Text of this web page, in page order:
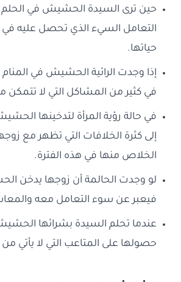
حين ترى السيدة الحشيش في الحلم
التعامل السيء الذي تحصل عليه في
حياتها.
إذا وجدت الرائية الحشيش في
في كثير من المشاكل التي لا تتمكن
في حالة رؤية المرأة لتدخينها
إلى كثرة الخلافات التي تظهر مع
الخلاص منها في هذه الفترة.
لو وجدت الحالمة أن زوجها يدخن
فيعبر عن سوء التعامل معه
عندما تحلم السيدة بشرائها
حصولها على المتاعب التي لا يأتي من